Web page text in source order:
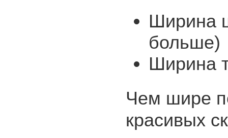
Ширина
больше)
Ширина
Чем шире
красивых